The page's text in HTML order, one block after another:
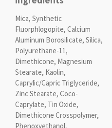
Mica, Synthetic
Fluorphlogopite, Calcium
Aluminum Borosilicate, Silica,
Polyurethane-11,
Dimethicone, Magnesium
Stearate, Kaolin,
Caprylic/Capric Triglyceride,
Zinc Stearate, Coco-
Caprylate, Tin Oxide,
Dimethicone Crosspolymer,
Phenoxyethanol,